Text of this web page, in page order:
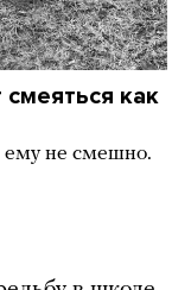
как
ему не смешно.